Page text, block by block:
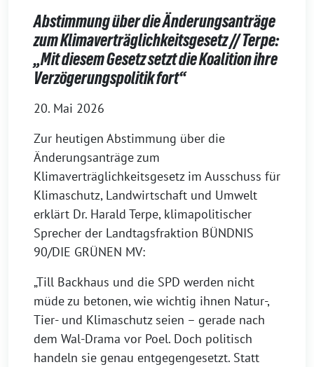
Abstimmung über die Änderungsanträge
zum Klimaverträglichkeitsgesetz // Terpe:
„Mit diesem Gesetz setzt die Koalition ihre
Verzögerungspolitik fort“
20. Mai 2026
Zur heutigen Abstimmung über die
Änderungsanträge zum
Klimaverträglichkeitsgesetz im Ausschuss für
Klimaschutz, Landwirtschaft und Umwelt
erklärt Dr. Harald Terpe, klimapolitischer
Sprecher der Landtagsfraktion BÜNDNIS
90/DIE GRÜNEN MV:
„Till Backhaus und die SPD werden nicht
müde zu betonen, wie wichtig ihnen Natur-,
Tier- und Klimaschutz seien – gerade nach
dem Wal-Drama vor Poel. Doch politisch
handeln sie genau entgegengesetzt. Statt